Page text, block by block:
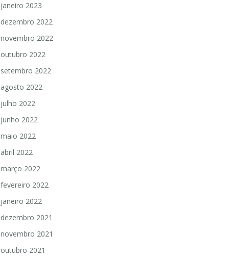
janeiro 2023
dezembro 2022
novembro 2022
outubro 2022
setembro 2022
agosto 2022
julho 2022
junho 2022
maio 2022
abril 2022
março 2022
fevereiro 2022
janeiro 2022
dezembro 2021
novembro 2021
outubro 2021